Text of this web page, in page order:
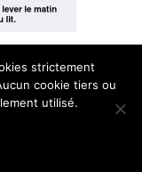
strictement
cookie tiers ou
utilisé.